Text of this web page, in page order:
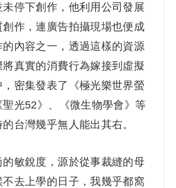
停下創作，他利用公司發展
創作，連廣告拍攝現場也便成
的內容之一，透過這樣的資源
真實的消費行為嫁接到虛擬
密集發表了《極光樂世界螢
光52》、《微生物學會》等
台灣幾乎無人能出其右。
的敏銳度，源於從事裁縫的母
去上學的日子，我幾乎都窩